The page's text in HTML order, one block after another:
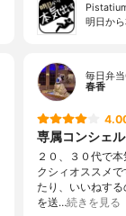
明日か
毎日弁
春香
専属コンシェ
２０、３０代で
クシィオススメ
たり、いいねす
を送…続きを見る